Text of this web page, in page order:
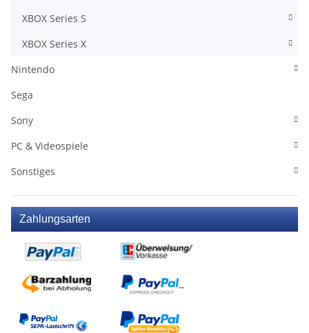
XBOX Series S
XBOX Series X
Nintendo
Sega
Sony
PC & Videospiele
Sonstiges
Zahlungsarten